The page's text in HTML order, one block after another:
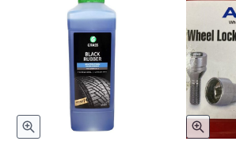
Быстрый просмотр